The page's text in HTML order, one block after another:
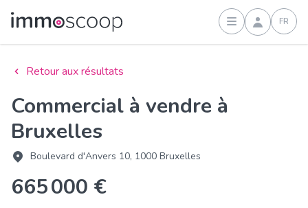
Connexion
FR
Retour aux résultats
Commercial à vendre à
Bruxelles
Boulevard d'Anvers 10, 1000 Bruxelles
665 000 €